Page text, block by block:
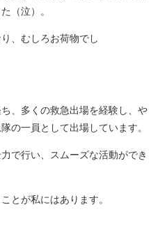
（泣）。
、むしろお荷物でし
、多くの救急出場を経験し、や
の一員として出場しています。
で行い、スムーズな活動ができ
とが私にはあります。